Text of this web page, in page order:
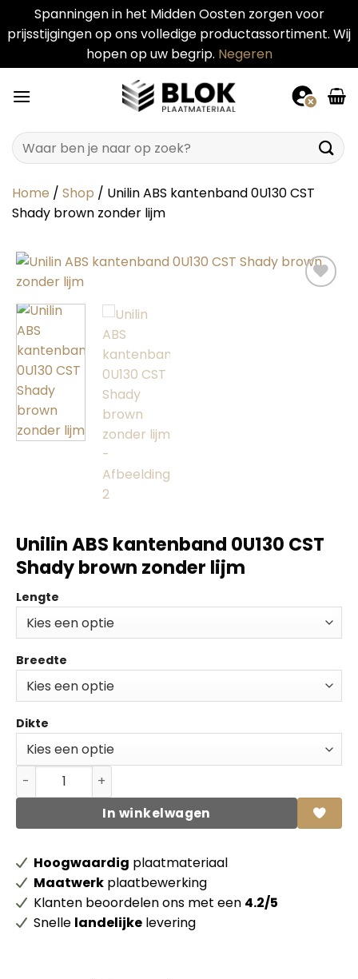
Spanningen in het Midden Oosten zorgen voor
prijsstijgingen op ons volledige productassortiment. Wij
hopen op uw begrip. Negeren
naar
Zoeken
naar:
Home / Shop / Unilin ABS kantenband 0U130 CST
Shady brown zonder lijm
Unilin ABS kantenband 0U130 CST
Shady brown zonder lijm
Lengte
Breedte
Dikte
Unilin ABS kantenband 0U130 CST Shady brown zonder
In winkelwagen
Hoogwaardig plaatmateriaal
Maatwerk plaatbewerking
Klanten beoordelen ons met een 4.2/5
Snelle landelijke levering